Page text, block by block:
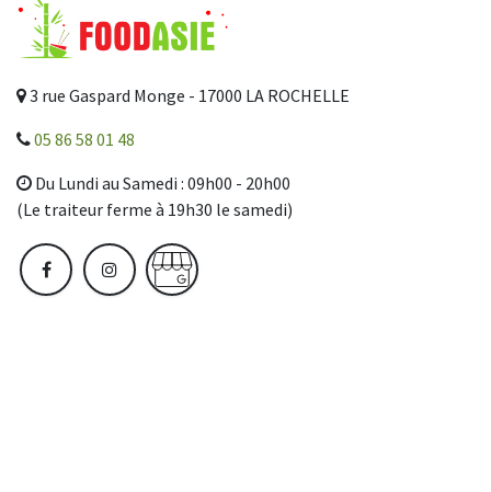
3 rue Gaspard Monge - 17000 LA ROCHELLE
05 86 58 01 48
Du Lundi au Samedi : 09h00 - 20h00
(Le traiteur ferme à 19h30 le samedi)